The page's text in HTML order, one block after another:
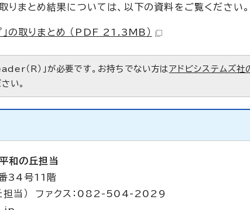
りまとめ結果については、以下の資料をご覧ください。
」の取りまとめ （PDF 21.3MB）
（R）」が必要です。お持ちでない方は アドビシステムズ社
い。
和の丘担当
34号11階
当） ファクス：082-504-2029